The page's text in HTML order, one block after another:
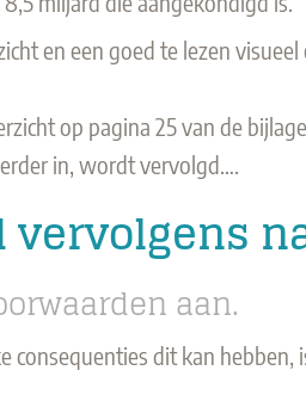
en een goed te lezen
op pagina 25 van de
in, wordt vervolgd….
aan.
consequenties dit kan hebben,